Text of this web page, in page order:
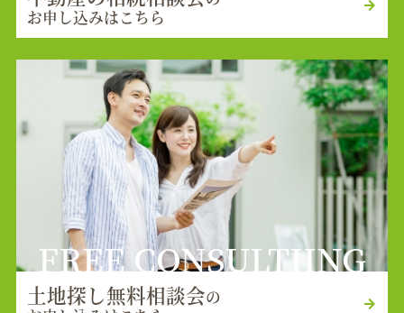
お申し込みはこちら
FREE CONSULTIING
土地探し無料相談会の